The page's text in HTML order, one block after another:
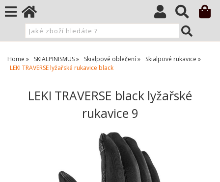
Home SKIALPINISMUS Skialpové oblečení
Skialpové rukavice
LEKI TRAVERSE lyžařské rukavice black
LEKI TRAVERSE black lyžařské
rukavice 9